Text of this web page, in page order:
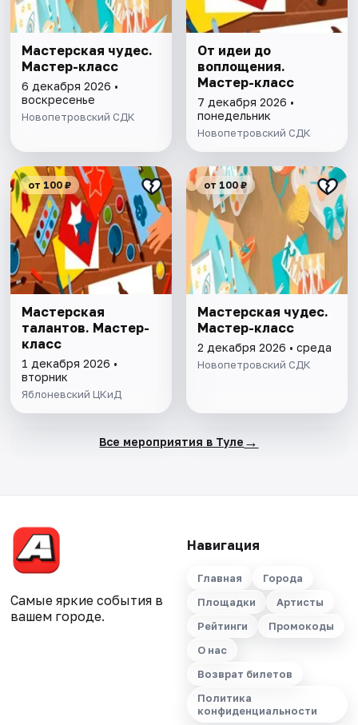
Мастерская чудес.
Мастер-класс
6 декабря 2026 •
воскресенье
Новопетровский СДК
От идеи до
воплощения.
Мастер-класс
7 декабря 2026 •
понедельник
Новопетровский СДК
от 100 ₽
Мастерская
талантов. Мастер-
класс
1 декабря 2026 •
вторник
Яблоневский ЦКиД
от 100 ₽
Мастерская чудес.
Мастер-класс
2 декабря 2026 • среда
Новопетровский СДК
Все мероприятия в Туле →
Самые яркие события в
вашем городе.
Навигация
Главная
Города
Площадки
Артисты
Рейтинги
Промокоды
О нас
Возврат билетов
Политика
конфиденциальности